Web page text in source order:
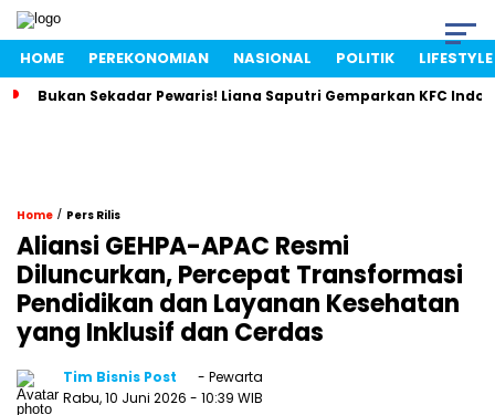
HOME PEREKONOMIAN NASIONAL POLITIK LIFESTYLE
Bukan Sekadar Pewaris! Liana Saputri Gemparkan KFC
Home / Pers Rilis
Aliansi GEHPA-APAC Resmi
Diluncurkan, Percepat Transformasi
Pendidikan dan Layanan Kesehatan
yang Inklusif dan Cerdas
Tim Bisnis Post
- Pewarta
Rabu, 10 Juni 2026 - 10:39 WIB